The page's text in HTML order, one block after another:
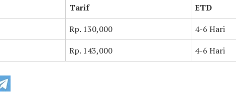
Tarif
ETD
Rp. 130,000
4-6 Hari
Rp. 143,000 4-6 Hari